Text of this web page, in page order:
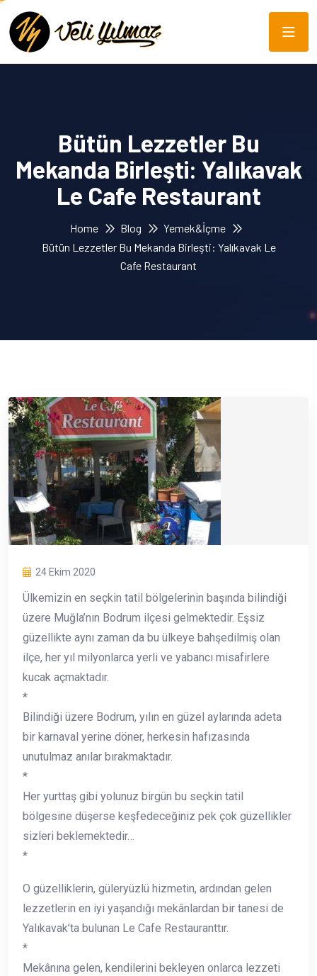
Bütün Lezzetler Bu
Mekanda Birleşti: Yalıkavak
Le Cafe Restaurant
Home Blog
Yemek&İçme
Bütün Lezzetler Bu Mekanda Birleşti: Yalıkavak Le
Cafe Restaurant
24 Ekim 2020
Ülkemizin en seçkin tatil bölgelerinin başında bilindiği
üzere Muğla’nın Bodrum ilçesi gelmektedir. Eşsiz
güzellikte aynı zaman da bu ülkeye bahşedilmiş olan
ilçe, her yıl milyonlarca yerli ve yabancı misafirlere
kucak açmaktadır.
*
Bilindiği üzere Bodrum, yılın en güzel aylarında adeta
bir karnaval yerine döner, herkesin hafızasında
unutulmaz anılar bırakmaktadır.
*
Her yurttaş gibi yolunuz birgün bu seçkin tatil
bölgesine düşerse keşfedeceğiniz pek çok güzellikler
sizleri beklemektedir…
*
O güzelliklerin, güleryüzlü hizmetin, ardından gelen
lezzetlerin en iyi yaşandığı mekânlardan bir tanesi de
Yalıkavak’ta bulunan Le Cafe Restauranttır.
*
Mekânına gelen, kendilerini bekleyen onlarca lezzeti